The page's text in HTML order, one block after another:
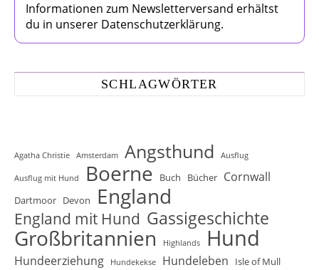
Informationen zum Newsletterversand erhältst
du in unserer Datenschutzerklärung.
SCHLAGWÖRTER
Agatha Christie Amsterdam Angsthund Ausflug
Ausflug mit Hund Boerne Buch Bücher Cornwall
Dartmoor Devon England
England mit Hund Gassigeschichte
Großbritannien Highlands Hund
Hundeerziehung Hundekekse Hundeleben Isle of Mull